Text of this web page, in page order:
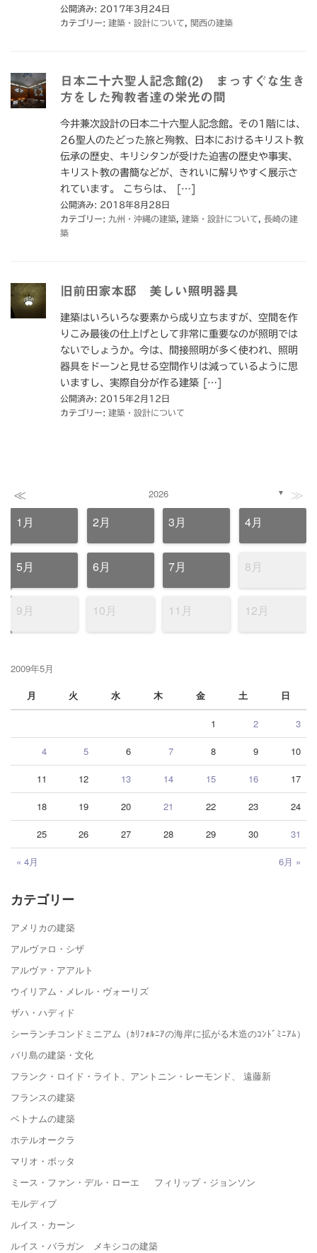
公開済み: 2017年3月24日
カテゴリー: 建築・設計について 関西の建築
日本二十六聖人記念館(2) まっすぐな生き
方をした殉教者達の栄光の間
今井兼次設計の日本二十六聖人記念館。その1階には、
26聖人のたどった旅と殉教、日本におけるキリスト教
伝承の歴史、キリシタンが受けた迫害の歴史や事実、
キリスト教の書簡などが、きれいに解りやすく展示さ
れています。 こちらは、 […]
公開済み: 2018年8月28日
カテゴリー: 九州・沖縄の建築 建築・設計について
長崎の建
築
旧前田家本邸 美しい照明器具
建築はいろいろな要素から成り立ちますが、空間を作
りこみ最後の仕上げとして非常に重要なのが照明では
ないでしょうか。今は、間接照明が多く使われ、照明
器具をドーンと見せる空間作りは減っているように思
いますし、実際自分が作る建築 […]
公開済み: 2015年2月12日
カテゴリー: 建築・設計について
≪ 2026 ▼ ≫
1月 2月 3月 4月
5月 6月 7月 8月
9月 10月 11月 12月
2009年5月
月
火 水 木 金 土 日
« 4月 6月 »
1 2 3
4 5 6 7 8 9 10
11 12 13 14 15 16 17
18 19 20 21 22 23 24
25 26 27 28 29 30 31
カテゴリー
アメリカの建築
アルヴァロ・シザ
アルヴァ・アアルト
ウイリアム・メレル・ヴォーリズ
ザハ・ハディド
シーランチコンドミニアム（ｶﾘﾌｫﾙﾆｱの海岸に拡がる木造のｺﾝﾄﾞﾐﾆｱﾑ）
バリ島の建築・文化
フランク・ロイド・ライト、アントニン・レーモンド、 遠藤新
フランスの建築
ベトナムの建築
ホテルオークラ
マリオ・ボッタ
ミース・ファン・デル・ローエ フィリップ・ジョンソン
モルディブ
ルイス・カーン
ルイス・バラガン メキシコの建築